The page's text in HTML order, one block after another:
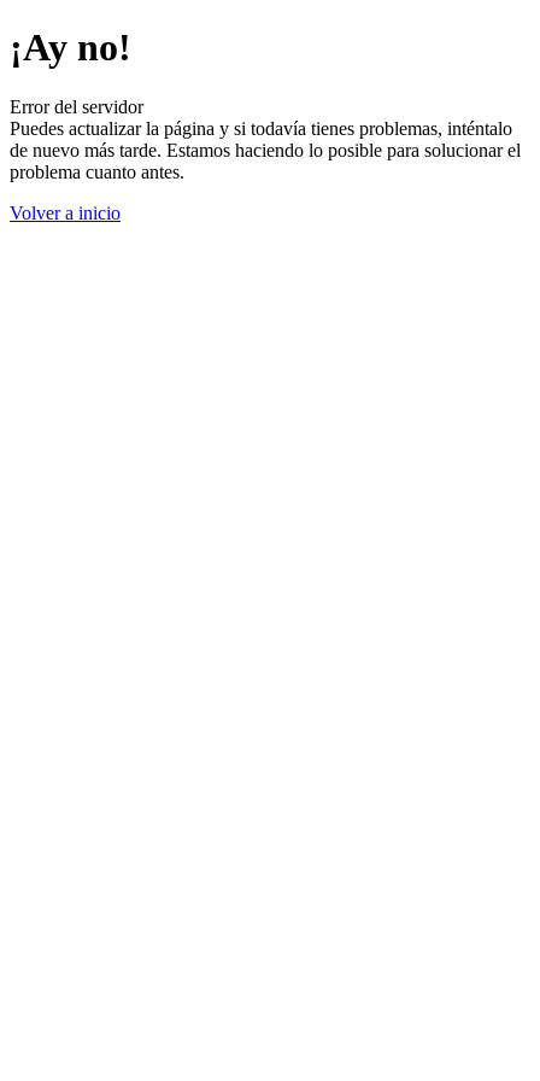
¡Ay no!
Error del servidor
Puedes actualizar la página y si todavía tienes problemas, inténtalo
de nuevo más tarde. Estamos haciendo lo posible para solucionar el
problema cuanto antes.
Volver a inicio